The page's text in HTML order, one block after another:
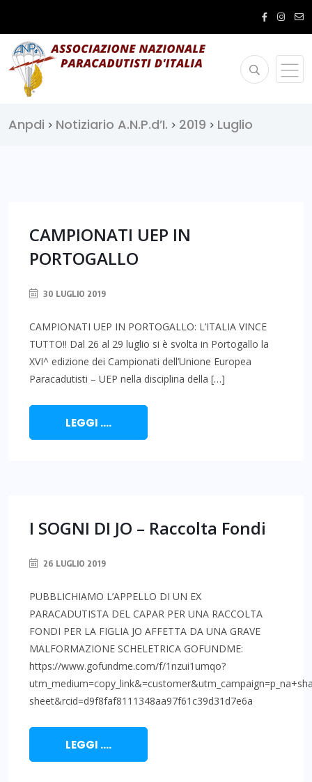
Anpdi > Notiziario A.N.P.d’I. > 2019 > Luglio
CAMPIONATI UEP IN
PORTOGALLO
30 LUGLIO 2019
CAMPIONATI UEP IN PORTOGALLO: L’ITALIA VINCE
TUTTO!! Dal 26 al 29 luglio si è svolta in Portogallo la
XVI^ edizione dei Campionati dell’Unione Europea
Paracadutisti – UEP nella disciplina della […]
LEGGI ....
I SOGNI DI JO – Raccolta Fondi
26 LUGLIO 2019
PUBBLICHIAMO L’APPELLO DI UN EX
PARACADUTISTA DEL CAPAR PER UNA RACCOLTA
FONDI PER LA FIGLIA JO AFFETTA DA UNA GRAVE
MALFORMAZIONE SCHELETRICA GOFUNDME:
https://www.gofundme.com/f/1nzui1umqo?
sheet&rcid=d9f8faf8111348aa97f61c39d31d7e6a
LEGGI ....